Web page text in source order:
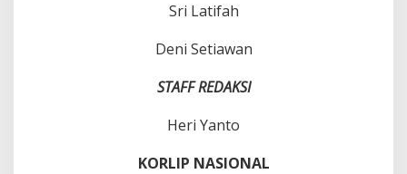
Sri Latifah
Deni Setiawan
STAFF REDAKSI
Heri Yanto
KORLIP NASIONAL